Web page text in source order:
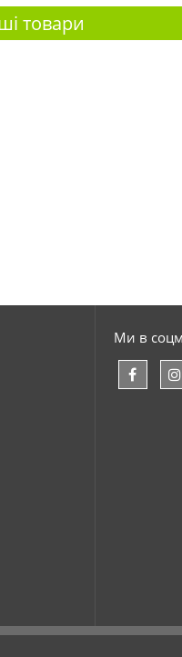
товари
Ми в